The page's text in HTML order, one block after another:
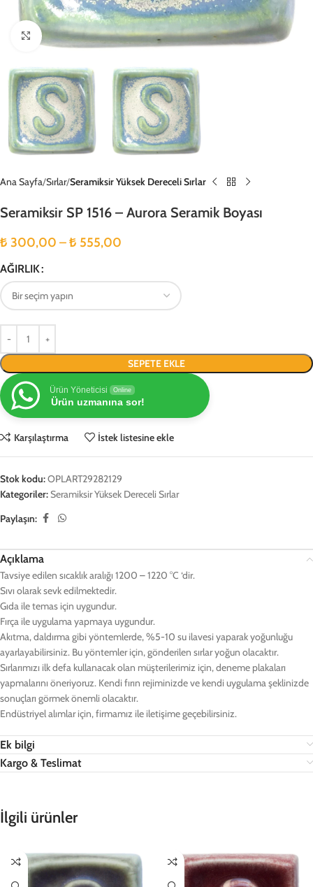
Büyütmek için tıklayın
Ana Sayfa Sırlar Seramiksir Yüksek Dereceli Sırlar
Seramiksir SP 1516 – Aurora Seramik Boyası
₺ 300,00 –₺ 555,00
AĞIRLIK
SEPETE EKLE
Ürün Yöneticisi Online
Ürün uzmanına sor!
Karşılaştırma İstek listesine ekle
Stok kodu:OPLART29282129
Kategoriler:Seramiksir Yüksek Dereceli Sırlar
Paylaşın:
Açıklama
Tavsiye edilen sıcaklık aralığı 1200 – 1220 °C ‘dir.
Sıvı olarak sevk edilmektedir.
Gıda ile temas için uygundur.
Fırça ile uygulama yapmaya uygundur.
Akıtma, daldırma gibi yöntemlerde, %5-10 su ilavesi yaparak yoğunluğu
ayarlayabilirsiniz. Bu yöntemler için, gönderilen sırlar yoğun olacaktır.
Sırlarımızı ilk defa kullanacak olan müşterilerimiz için, deneme plakaları
yapmalarını öneriyoruz. Kendi fırın rejiminizde ve kendi uygulama şeklinizde
sonuçları görmek önemli olacaktır.
Endüstriyel alımlar için, firmamız ile iletişime geçebilirsiniz.
Ek bilgi
Kargo & Teslimat
İlgili ürünler